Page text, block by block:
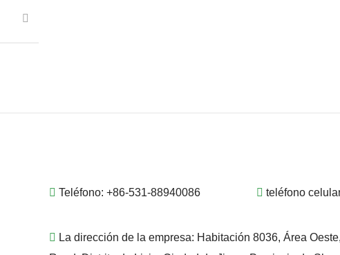
Teléfono: +86-531-88940086 teléfono
La dirección de la empresa: Habitación 8036, Área